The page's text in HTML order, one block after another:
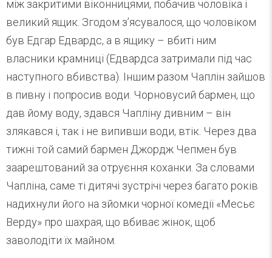
між закритими віконницями, побачив чоловіка і
великий ящик. Згодом з’ясувалося, що чоловіком
був Едгар Едвардс, а в ящику – вбиті ним
власники крамниці (Едвардса затримали під час
наступного вбивства). Іншим разом Чаплін зайшов
в пивну і попросив води. Чорновусий бармен, що
дав йому воду, здався Чапліну дивним – він
злякався і, так і не випивши води, втік. Через два
тижні той самий бармен Джордж Чепмен був
заарештований за отруєння коханки. За словами
Чапліна, саме ті дитячі зустрічі через багато років
надихнули його на зйомки чорної комедії «Месьє
Верду» про шахрая, що вбиває жінок, щоб
заволодіти їх майном.